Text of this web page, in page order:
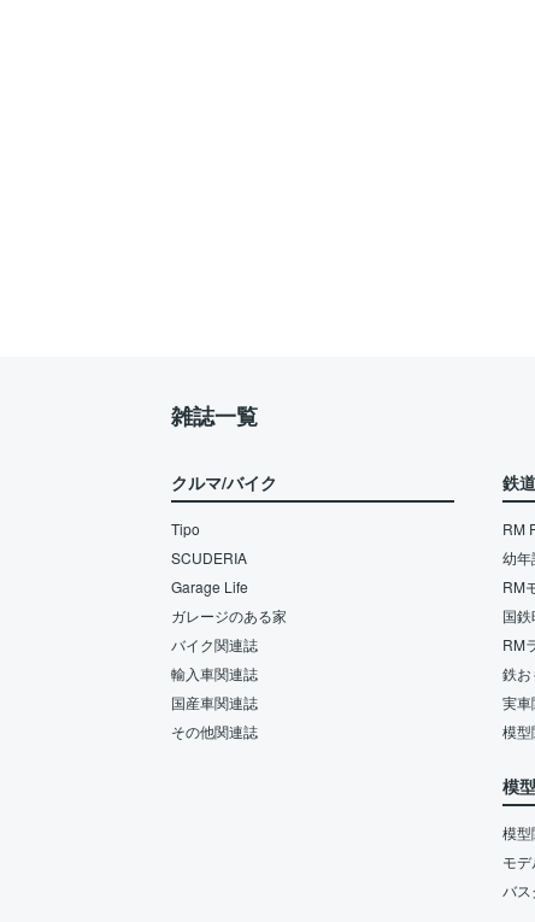
雑誌一覧
クルマ/バイク
Tipo
SCUDERIA
Garage Life
ガレージのある家
バイク関連誌
輸入車関連誌
国産車関連誌
その他関連誌
鉄道
RM
幼年
RM
国
RM
鉄お
実車
模型
模
模型
モ
バス